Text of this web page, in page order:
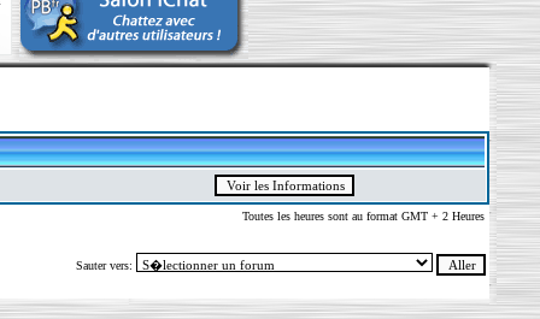
Toutes les heures sont au format GMT + 2 Heures
Sauter vers: